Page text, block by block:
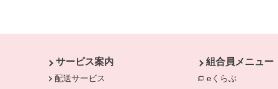
サービス案内
配送サービス
組合員メニュー
eくらぶ